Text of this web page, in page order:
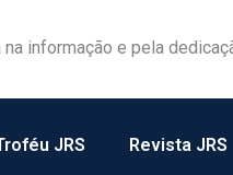
informação e pela
JRS Revista JRS